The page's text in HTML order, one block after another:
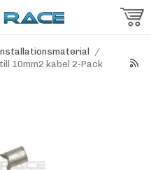
/
10mm2 kabel 2-Pack